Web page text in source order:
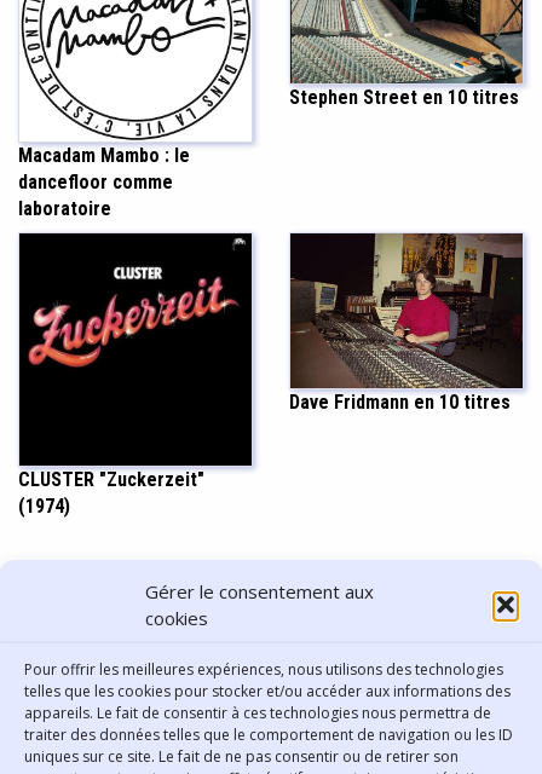
Gérer le consentement aux
cookies
Pour offrir les meilleures expériences, nous utilisons des technologies
telles que les cookies pour stocker et/ou accéder aux informations des
appareils. Le fait de consentir à ces technologies nous permettra de
traiter des données telles que le comportement de navigation ou les ID
uniques sur ce site. Le fait de ne pas consentir ou de retirer son
Macadam Mambo : le
dancefloor comme
laboratoire
Stephen Street en 10 titres
CLUSTER "Zuckerzeit"
(1974)
Dave Fridmann en 10 titres
PARTAGER CET ARTICLE